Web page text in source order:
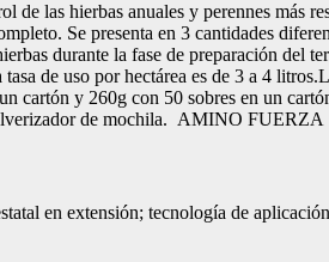
las hierbas anuales y perennes más
Se presenta en 3 cantidades
durante la fase de preparación
de uso por hectárea es de 3 a 4
cartón y 260g con 50 sobres en un
de mochila. AMINO FUERZA
en extensión; tecnología de